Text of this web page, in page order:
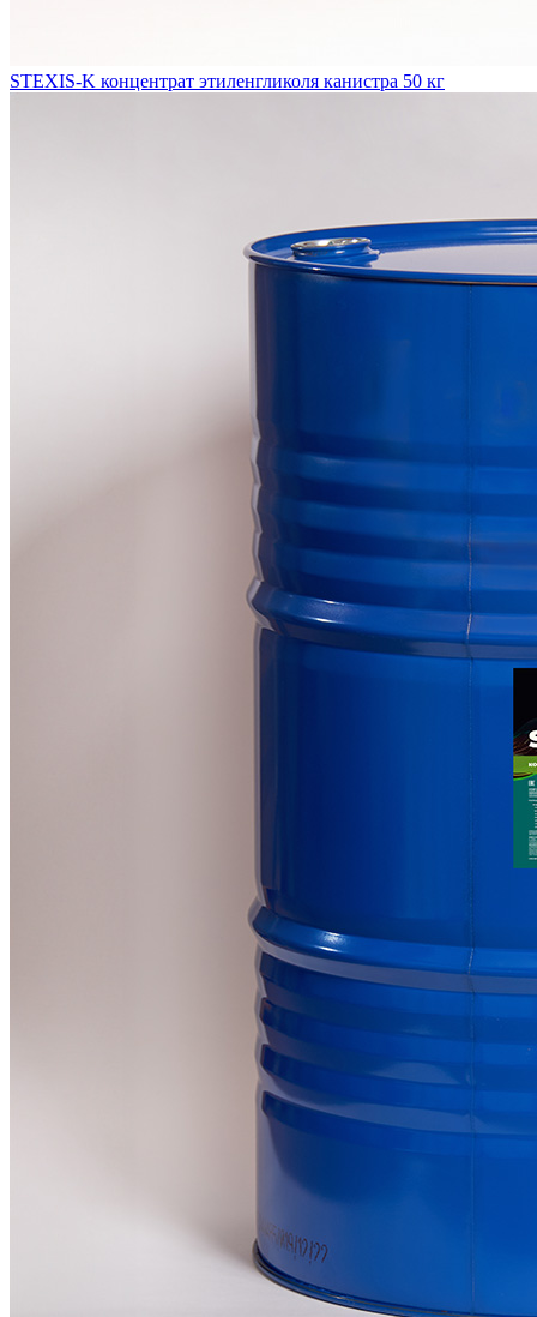
STEXIS-K концентрат этиленгликоля канистра 50 кг